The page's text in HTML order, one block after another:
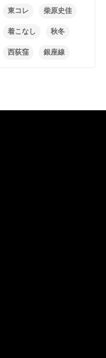
東コレ 柴原史佳
着こなし 秋冬
西荻窪 銀座線